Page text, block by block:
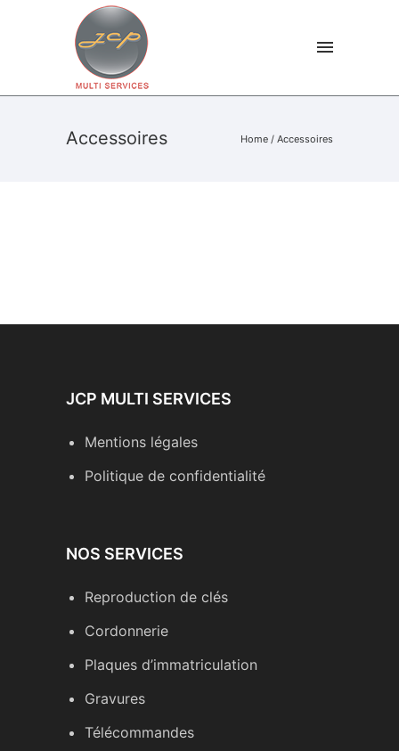
Accessoires Home / Accessoires
JCP MULTI SERVICES
Mentions légales
Politique de confidentialité
NOS SERVICES
Reproduction de clés
Cordonnerie
Plaques d’immatriculation
Gravures
Télécommandes